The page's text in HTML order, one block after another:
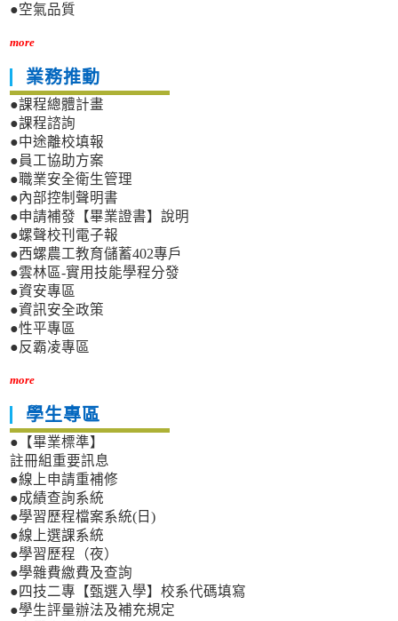
●空氣品質
more
業務推動
●課程總體計畫
●課程諮詢
●中途離校填報
●員工協助方案
●職業安全衛生管理
●內部控制聲明書
●申請補發【畢業證書】說明
●螺聲校刊電子報
●西螺農工教育儲蓄402專戶
●雲林區-實用技能學程分發
●資安專區
●資訊安全政策
●性平專區
●反霸凌專區
more
學生專區
●【畢業標準】
註冊組重要訊息
●線上申請重補修
●成績查詢系統
●學習歷程檔案系統(日)
●線上選課系統
●學習歷程（夜）
●學雜費繳費及查詢
●四技二專【甄選入學】校系代碼填寫
●學生評量辦法及補充規定